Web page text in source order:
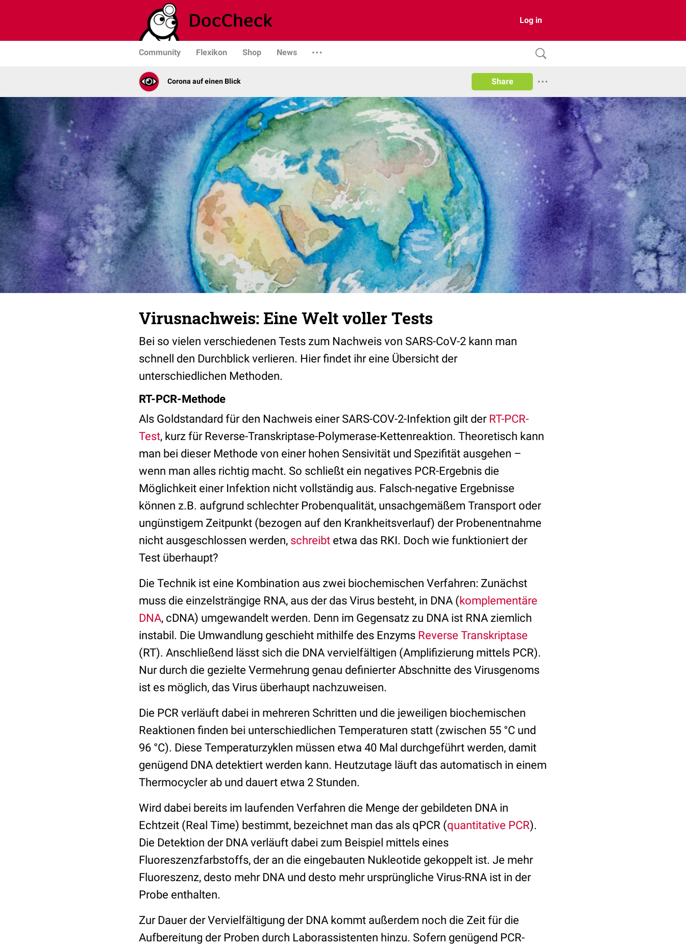
Log in
Community Flexikon Shop News
Corona auf einen Blick Share
Virusnachweis: Eine Welt voller Tests
Bei so vielen verschiedenen Tests zum Nachweis von SARS-CoV-2 kann man
schnell den Durchblick verlieren. Hier findet ihr eine Übersicht der
unterschiedlichen Methoden.
RT-PCR-Methode
Als Goldstandard für den Nachweis einer SARS-COV-2-Infektion gilt der RT-PCR-
Test, kurz für Reverse-Transkriptase-Polymerase-Kettenreaktion. Theoretisch kann
man bei dieser Methode von einer hohen Sensivität und Spezifität ausgehen –
wenn man alles richtig macht. So schließt ein negatives PCR-Ergebnis die
Möglichkeit einer Infektion nicht vollständig aus. Falsch-negative Ergebnisse
können z.B. aufgrund schlechter Probenqualität, unsachgemäßem Transport oder
ungünstigem Zeitpunkt (bezogen auf den Krankheitsverlauf) der Probenentnahme
nicht ausgeschlossen werden, schreibt etwa das RKI. Doch wie funktioniert der
Test überhaupt?
Die Technik ist eine Kombination aus zwei biochemischen Verfahren: Zunächst
muss die einzelsträngige RNA, aus der das Virus besteht, in DNA (komplementäre
DNA, cDNA) umgewandelt werden. Denn im Gegensatz zu DNA ist RNA ziemlich
instabil. Die Umwandlung geschieht mithilfe des Enzyms Reverse Transkriptase
(RT). Anschließend lässt sich die DNA vervielfältigen (Amplifizierung mittels PCR).
Nur durch die gezielte Vermehrung genau definierter Abschnitte des Virusgenoms
ist es möglich, das Virus überhaupt nachzuweisen.
Die PCR verläuft dabei in mehreren Schritten und die jeweiligen biochemischen
Reaktionen finden bei unterschiedlichen Temperaturen statt (zwischen 55 °C und
96 °C). Diese Temperaturzyklen müssen etwa 40 Mal durchgeführt werden, damit
genügend DNA detektiert werden kann. Heutzutage läuft das automatisch in einem
Thermocycler ab und dauert etwa 2 Stunden.
Wird dabei bereits im laufenden Verfahren die Menge der gebildeten DNA in
Echtzeit (Real Time) bestimmt, bezeichnet man das als qPCR (quantitative PCR).
Die Detektion der DNA verläuft dabei zum Beispiel mittels eines
Fluoreszenzfarbstoffs, der an die eingebauten Nukleotide gekoppelt ist. Je mehr
Fluoreszenz, desto mehr DNA und desto mehr ursprüngliche Virus-RNA ist in der
Probe enthalten.
Zur Dauer der Vervielfältigung der DNA kommt außerdem noch die Zeit für die
Aufbereitung der Proben durch Laborassistenten hinzu. Sofern genügend PCR-